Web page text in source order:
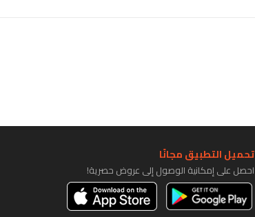
تحميل التطبيق مجانًا
احصل على إمكانية الوصول إلى عروض حصرية!